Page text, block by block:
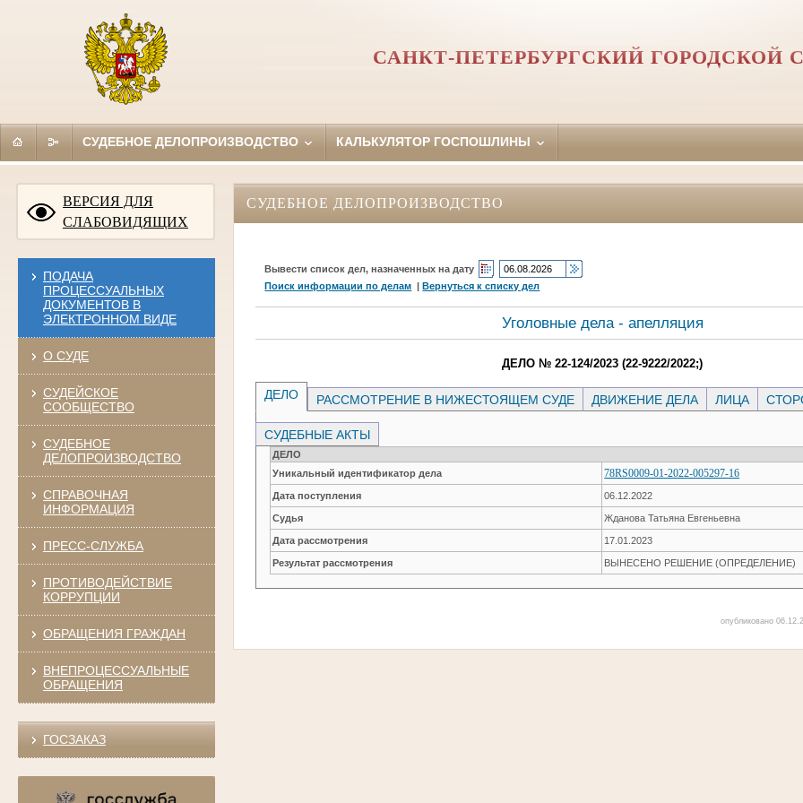
САНКТ-ПЕТЕРБУРГСКИЙ ГОРОДСКОЙ
СУДЕБНОЕ ДЕЛОПРОИЗВОДСТВО КАЛЬКУЛЯТОР ГОСПОШЛИНЫ
ВЕРСИЯ ДЛЯ
СЛАБОВИДЯЩИХ
ПОДАЧА
ПРОЦЕССУАЛЬНЫХ
ДОКУМЕНТОВ В
ЭЛЕКТРОННОМ ВИДЕ
О СУДЕ
СУДЕЙСКОЕ
СООБЩЕСТВО
СУДЕБНОЕ
ДЕЛОПРОИЗВОДСТВО
СПРАВОЧНАЯ
ИНФОРМАЦИЯ
ПРЕСС-СЛУЖБА
ПРОТИВОДЕЙСТВИЕ
КОРРУПЦИИ
ОБРАЩЕНИЯ ГРАЖДАН
ВНЕПРОЦЕССУАЛЬНЫЕ
ОБРАЩЕНИЯ
ГОСЗАКАЗ
СУДЕБНОЕ ДЕЛОПРОИЗВОДСТВО
Вывести список дел, назначенных на дату
Поиск информации по делам |Вернуться к списку дел
Уголовные дела - апелляция
ДЕЛО № 22-124/2023 (22-9222/2022;)
ДЕЛО РАССМОТРЕНИЕ В НИЖЕСТОЯЩЕМ СУДЕ ДВИЖЕНИЕ ДЕЛА ЛИЦА
СУДЕБНЫЕ АКТЫ
ДЕЛО
Уникальный идентификатор дела
78RS0009-01-2022-005297-16
Дата поступления 06.12.2022
Судья Жданова Татьяна Евгеньевна
Дата рассмотрения 17.01.2023
Результат рассмотрения ВЫНЕСЕНО РЕШЕНИЕ (ОПРЕДЕЛЕНИЕ)
опубликовано